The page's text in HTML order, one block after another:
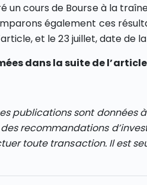
cours de Bourse à la
également ces
et le 23 juillet, date de
dans la suite de
publications sont données
recommandations
toute transaction. Il est